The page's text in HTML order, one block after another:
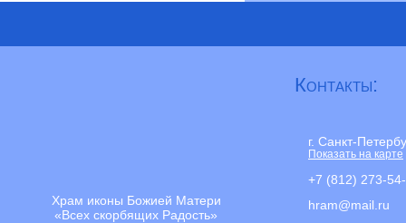
Храм иконы Божией Матери
«Всех скорбящих Радость»
Контакты:
г. Санкт-
Показать на карте
+7 (812) 273-
hram@mail.ru